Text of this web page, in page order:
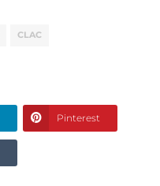
CLAC
Pinterest